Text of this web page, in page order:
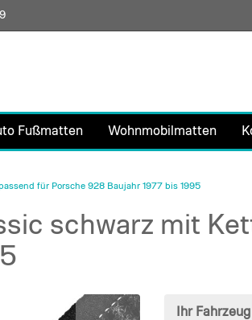
Direkt
zum
Fußmatten Wohnmobilmatten
für Porsche 928 Baujahr 1977 bis 1995
schwarz mit
Ihr Fahrzeug